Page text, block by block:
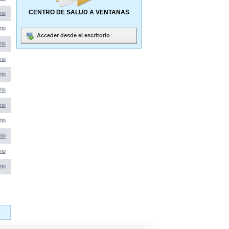
CENTRO DE SALUD A VENTANAS
Acceder desde el escritorio